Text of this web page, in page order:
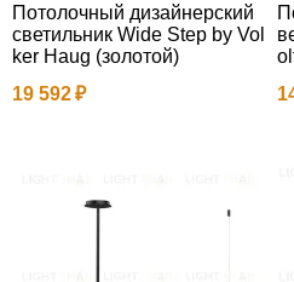
Потолочный дизайнерский
светильник Wide Step by Vol
ker Haug (золотой)
19 592